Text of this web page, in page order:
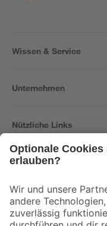
Wissen & Service
Unternehmen
Nützliche Links
Der toom Newsletter: Keine
Zur Newsletter